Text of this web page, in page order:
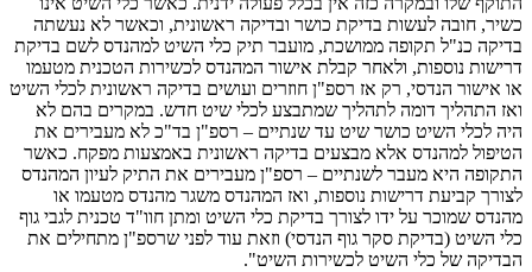
כשיר, חובה לעשות בדיקת כושר ובדיקה ראשונית, וכאשר לא נעשתה
בדיקה כנ"ל תקופה ממושכת, מועבר תיק כלי השיט למהנדס לשם בדיקת
דרישות נוספות, ולאחר קבלת אישור המהנדס לכשירות הטכנית מטעמו
או אישור הנדסי, רק אז רספ"ן חוזרים ועושים בדיקה ראשונית לכלי השיט
ואז התהליך דומה לתהליך שמתבצע לכלי שיט חדש. במקרים בהם לא
היה לכלי השיט כושר שיט עד שנתיים – רספ"ן בד"כ לא מעבירים את
הטיפול למהנדס אלא מבצעים בדיקה ראשונית באמצעות מפקח. כאשר
התקופה היא מעבר לשנתיים – רספ"ן מעבירים את התיק לעיון המהנדס
לצורך קביעת דרישות נוספות, ואז המהנדס משגר מהנדס מטעמו או
מהנדס שמוכר על ידו לצורך בדיקת כלי השיט ומתן חוו"ד טכנית לגבי גוף
כלי השיט (בדיקת סקר גוף הנדסי) וזאת עוד לפני שרספ"ן מתחילים את
הבדיקה של כלי השיט לכשירות השיט".